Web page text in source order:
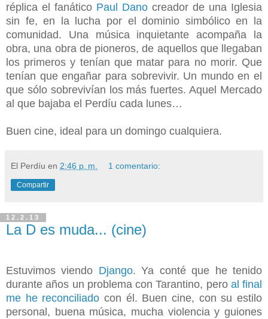
réplica el fanático Paul Dano creador de una Iglesia
sin fe, en la lucha por el dominio simbólico en la
comunidad. Una música inquietante acompaña la
obra, una obra de pioneros, de aquellos que llegaban
los primeros y tenían que matar para no morir. Que
tenían que engañar para sobrevivir. Un mundo en el
que sólo sobrevivían los más fuertes. Aquel Mercado
al que bajaba el Perdíu cada lunes…
Buen cine, ideal para un domingo cualquiera.
El Perdíu en 2:46 p. m. 1 comentario:
Compartir
12.2.13
La D es muda... (cine)
Estuvimos viendo Django. Ya conté que he tenido
durante años un problema con Tarantino, pero al final
me he reconciliado con él. Buen cine, con su estilo
personal, buena música, mucha violencia y guiones